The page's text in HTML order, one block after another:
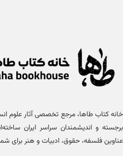
برجسته و اندیشمندان سراسر ایران
عناوین فلسفه، حقوق، ادبیات و هنر برای